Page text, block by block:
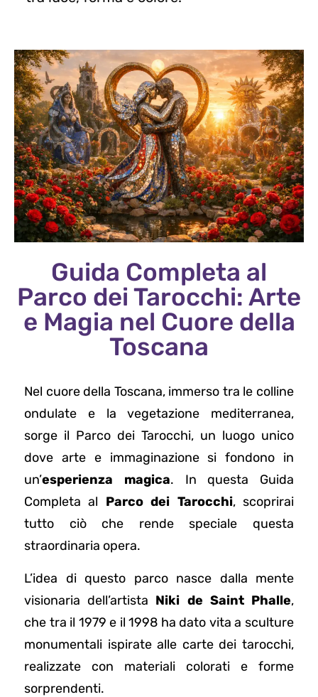
Guida Completa al
Parco dei Tarocchi: Arte
e Magia nel Cuore della
Toscana
Nel cuore della Toscana, immerso tra le colline
ondulate e la vegetazione mediterranea,
sorge il Parco dei Tarocchi, un luogo unico
dove arte e immaginazione si fondono in
un’esperienza magica. In questa Guida
Completa al Parco dei Tarocchi, scoprirai
tutto ciò che rende speciale questa
straordinaria opera.
L’idea di questo parco nasce dalla mente
visionaria dell’artista Niki de Saint Phalle,
che tra il 1979 e il 1998 ha dato vita a sculture
monumentali ispirate alle carte dei tarocchi,
realizzate con materiali colorati e forme
sorprendenti.